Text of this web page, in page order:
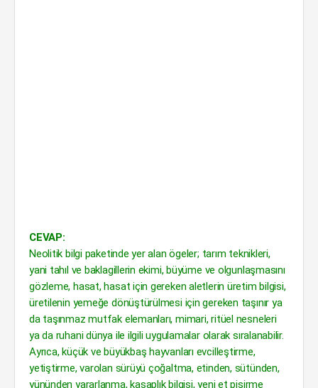
CEVAP:
Neolitik bilgi paketinde yer alan ögeler; tarım teknikleri,
yani tahıl ve baklagillerin ekimi, büyüme ve olgunlaşmasını
gözleme, hasat, hasat için gereken aletlerin üretim bilgisi,
üretilenin yemeğe dönüştürülmesi için gereken taşınır ya
da taşınmaz mutfak elemanları, mimari, ritüel nesneleri
ya da ruhani dünya ile ilgili uygulamalar olarak sıralanabilir.
Ayrıca, küçük ve büyükbaş hayvanları evcilleştirme,
yetiştirme, varolan sürüyü çoğaltma, etinden, sütünden,
yününden yararlanma, kasaplık bilgisi, yeni et pişirme